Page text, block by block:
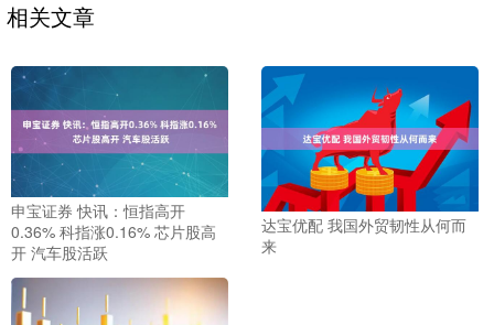
相关文章
申宝证券 快讯：恒指高开
0.36% 科指涨0.16% 芯片股高
开 汽车股活跃
达宝优配 我国外贸韧性从何而
来